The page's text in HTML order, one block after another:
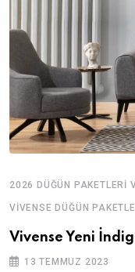
2026 DÜĞÜN PAKETLERI
VIVENSE DÜĞÜN
Vivense Yeni
13 TEMMUZ 2023